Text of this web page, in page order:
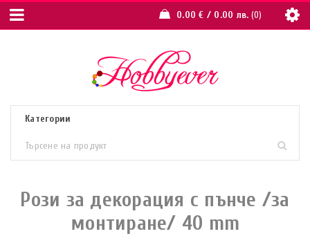
0.00€ / 0.00 лв. 0
Рози за декорация с пънче /за
монтиране/ 40 mm